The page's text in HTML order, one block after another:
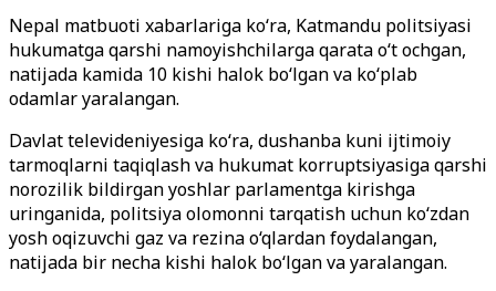
Nepal matbuoti xabarlariga ko‘ra, Katmandu politsiyasi
hukumatga qarshi namoyishchilarga qarata o‘t ochgan,
natijada kamida 10 kishi halok bo‘lgan va ko‘plab
odamlar yaralangan.
Davlat televideniyesiga ko‘ra, dushanba kuni ijtimoiy
tarmoqlarni taqiqlash va hukumat korruptsiyasiga qarshi
norozilik bildirgan yoshlar parlamentga kirishga
uringanida, politsiya olomonni tarqatish uchun ko‘zdan
yosh oqizuvchi gaz va rezina o‘qlardan foydalangan,
natijada bir necha kishi halok bo‘lgan va yaralangan.